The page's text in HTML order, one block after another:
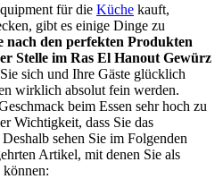
für die Küche kauft,
gibt es einige Dinge zu
nach den perfekten Produkten
Stelle im Ras El Hanout Gewürz
sich und Ihre Gäste glücklich
wirklich absolut fein werden.
beim Essen sehr hoch zu
Wichtigkeit, dass Sie das
sehen Sie im Folgenden
Artikel, mit denen Sie als
können: